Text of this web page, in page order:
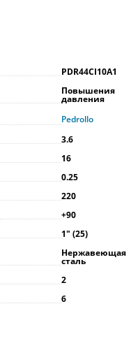
PDR44CI10A1
Повышения
давления
Pedrollo
3.6
16
0.25
220
+90
1ʺ (25)
Нержавеющая
сталь
2
6